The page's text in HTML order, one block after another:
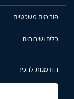
פורומים משפטיים
כלים ושירותים
הזדמנות להכיר